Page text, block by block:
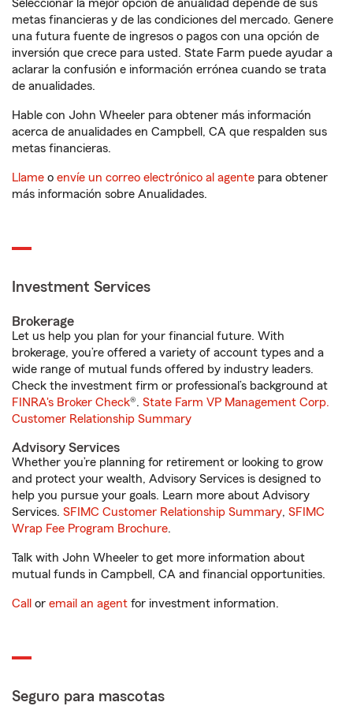
Seleccionar la mejor opción de anualidad depende de sus
metas financieras y de las condiciones del mercado. Genere
una futura fuente de ingresos o pagos con una opción de
inversión que crece para usted. State Farm puede ayudar a
aclarar la confusión e información errónea cuando se trata
de anualidades.
Hable con John Wheeler para obtener más información
acerca de anualidades en Campbell, CA que respalden sus
metas financieras.
Llame o envíe un correo electrónico al agente para obtener
más información sobre Anualidades.
Investment Services
Brokerage
Let us help you plan for your financial future. With
brokerage, you’re offered a variety of account types and a
wide range of mutual funds offered by industry leaders.
Check the investment firm or professional’s background at
FINRA's Broker Check®. State Farm VP Management Corp.
Customer Relationship Summary
Advisory Services
Whether you’re planning for retirement or looking to grow
and protect your wealth, Advisory Services is designed to
help you pursue your goals. Learn more about Advisory
Services. SFIMC Customer Relationship Summary, SFIMC
Wrap Fee Program Brochure.
Talk with John Wheeler to get more information about
mutual funds in Campbell, CA and financial opportunities.
Call or email an agent for investment information.
Seguro para mascotas